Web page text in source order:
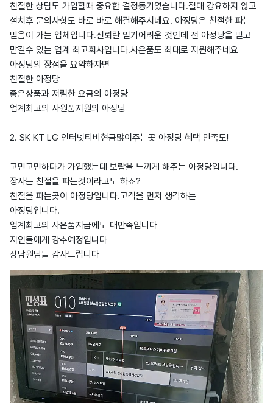
친절한 상담도 가입할때 중요한 결정동기였습니다.절대 강요하지 않고
설치후 문의사항도 바로 바로 해결해주시네요. 아정당은 친절한 파는
믿음이 가는 업체입니다.신뢰란 얻기어려운 것인데 전 아정당을 믿고
맡길수 있는 업계 최고회사입니다.사은품도 최대로 지원해주네요
아정당의 장점을 요약하자면
친절한 아정당
좋은상품과 저렴한 요금의 아정당
업계최고의 사원품지원의 아정당
2. SK KT LG 인터넷티비현금많이주는곳 아정당 혜택 만족도!
고민고민하다가 가입했는데 보람을 느끼게 해주는 아정당입니다.
장사는 친절을 파는것이라고도 하죠?
친절을 파는곳이 아정당입니다.고객을 먼저 생각하는
아정당입니다.
업계최고의 사은품지급에도 대만족입니다
지인들에게 강추예정입니다
상담원님들 감사드립니다